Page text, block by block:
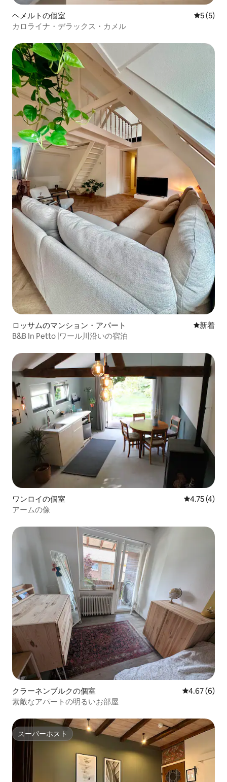
ヘメルトの個室 レビュー
5 (5)
カロライナ・デラックス・カメル
ロッサムのマンション・アパート 新しい宿
新着
B&B In Petto |ワール川沿いの宿泊
ワンロイの個室 レビュー4
4.75 (4)
アームの像
クラーネンブルクの個室 レビュー6
4.67 (6)
素敵なアパートの明るいお部屋
スーパーホスト
スーパーホスト